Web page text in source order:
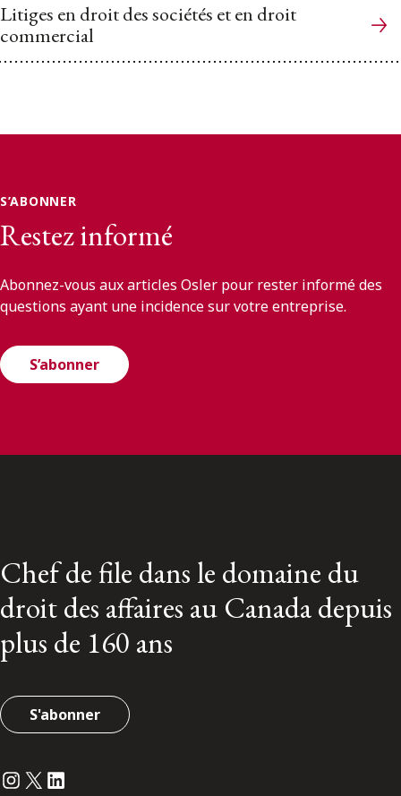
Litiges en droit des sociétés et en droit
commercial
S’ABONNER
Restez informé
Abonnez-vous aux articles Osler pour rester informé des
questions ayant une incidence sur votre entreprise.
S’abonner
Chef de file dans le domaine du
droit des affaires au Canada depuis
plus de 160 ans
S'abonner
Instagram
Twitter
LinkedIn